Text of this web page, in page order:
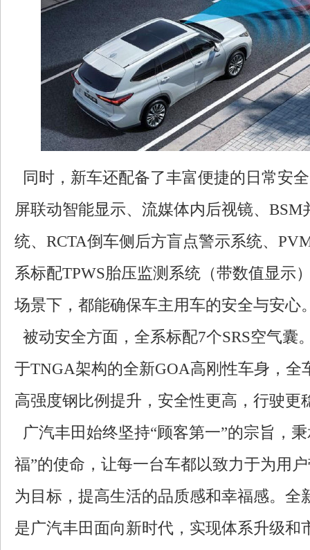
同时，新车还配备了丰富便捷的日常安
屏联动智能显示、流媒体内后视镜、BSM
统、RCTA倒车侧后方盲点警示系统、
系标配TPWS胎压监测系统（带数值显示
场景下，都能确保车主用车的安全与安心
被动安全方面，全系标配7个SRS空气囊
于TNGA架构的全新GOA高刚性车身，全
高强度钢比例提升，安全性更高，行驶更
广汽丰田始终坚持“顾客第一”的宗旨，
福”的使命，让每一台车都以致力于为用
为目标，提高生活的品质感和幸福感。全
是广汽丰田面向新时代，实现体系升级和